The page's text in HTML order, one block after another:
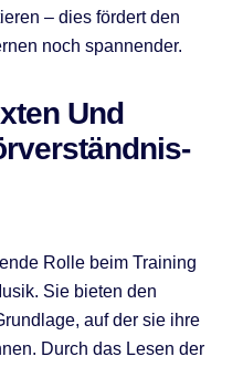
– dies fördert den
noch spannender.
Und
Rolle beim Training
Sie bieten den
auf der sie ihre
Durch das Lesen der